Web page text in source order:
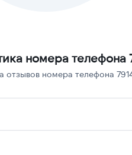
номера телефона
отзывов номера телефона